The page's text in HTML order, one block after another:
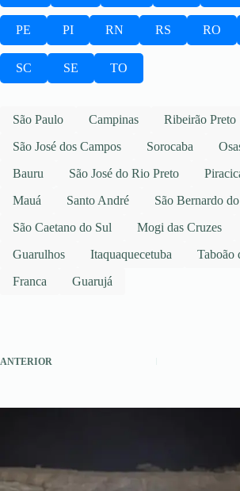
PE PI RN RS RO
SC SE TO
São Paulo Campinas Ribeirão Preto
São José dos Campos
Sorocaba
Bauru
São José do Rio Preto
Mauá
Santo André
São Bernardo
São Caetano do Sul
Mogi das Cruzes
Guarulhos
Itaquaquecetuba
Taboão
Franca
Guarujá
ANTERIOR